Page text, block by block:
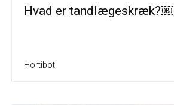
Hvad er tandlægeskræk?￼
Hortibot